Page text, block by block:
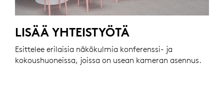
LISÄÄ YHTEISTYÖTÄ
Esittelee erilaisia ​​näkökulmia konferenssi- ja
kokoushuoneissa, joissa on usean kameran asennus.